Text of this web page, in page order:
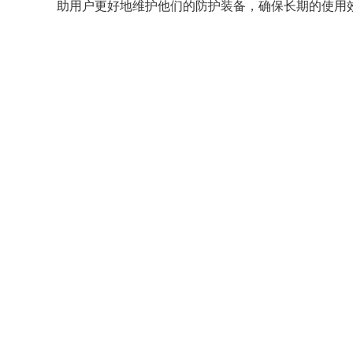
助用户更好地维护他们的防护装备，确保长期的使用